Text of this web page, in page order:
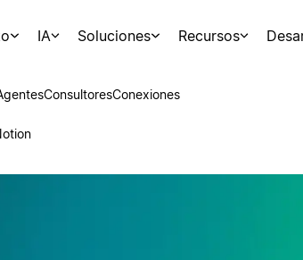
IA Soluciones Recursos
ConsultoresConexiones